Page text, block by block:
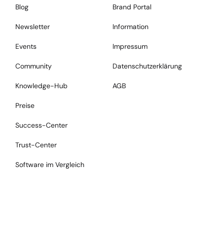
Blog
Newsletter
Events
Community
Knowledge-Hub
Preise
Success-Center
Trust-Center
Software im Vergleich
Brand Portal
Information
Impressum
Datenschutzerklärung
AGB